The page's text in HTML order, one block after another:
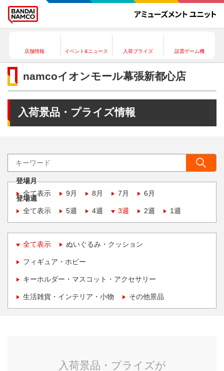
店舗情報 イベント&ニュース 入荷プライズ 設置ゲーム機
namcoイオンモール幕張新都心店
入荷景品・プライズ情報
登場月
全て表示
9月 8月 7月 6月
登場週
全て表示
5週 4週 3週 2週 1週
全て表示 ぬいぐるみ・クッション
フィギュア・ホビー
キーホルダー・マスコット・アクセサリー
生活雑貨・インテリア・小物 その他景品